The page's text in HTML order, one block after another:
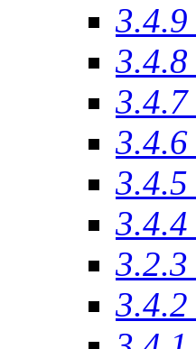
3.4.9
3.4.8
3.4.7
3.4.6
3.4.5
3.4.4
3.2.3
3.4.2